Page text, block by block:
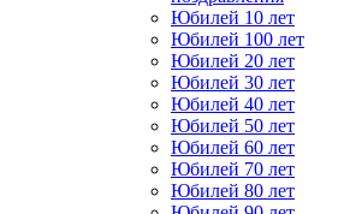
Юбилей 10 лет
Юбилей 100 лет
Юбилей 20 лет
Юбилей 30 лет
Юбилей 40 лет
Юбилей 50 лет
Юбилей 60 лет
Юбилей 70 лет
Юбилей 80 лет